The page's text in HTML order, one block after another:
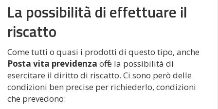
La possibilità di effettuare il
riscatto
Come tutti o quasi i prodotti di questo tipo, anche
Posta vita previdenza offre la possibilità di
esercitare il diritto di riscatto. Ci sono però delle
condizioni ben precise per richiederlo, condizioni
che prevedono: